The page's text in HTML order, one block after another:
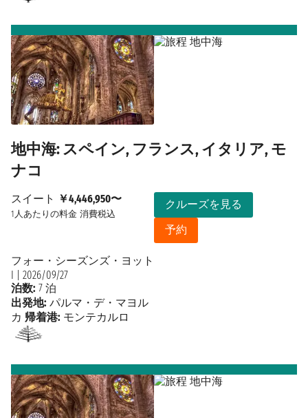
地中海: スペイン, フランス, イタリア, モ
ナコ
スイート ￥4,446,950〜
1人あたりの料金 消費税込
クルーズを見る
予約
フォー・シーズンズ・ヨット
I
2026/09/27
泊数: 7 泊
出発地: パルマ・デ・マヨル
カ 帰着港: モンテカルロ